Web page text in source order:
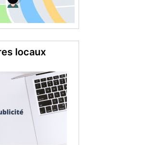
locaux